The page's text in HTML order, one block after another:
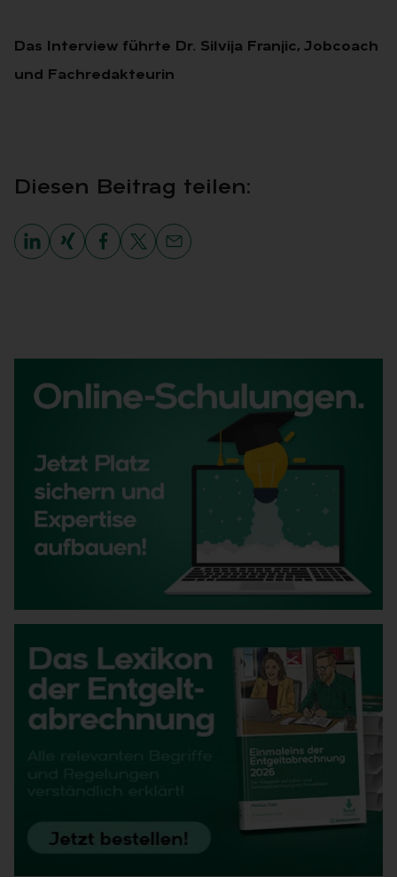
Das Interview führte Dr. Silvija Franjic, Jobcoach
und Fachredakteurin
Die­sen Bei­trag tei­len: